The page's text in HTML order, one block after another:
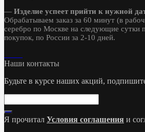
— Изделие успеет прийти к нужной
Обрабатываем заказ за 60 минут (в
серебро по Москве на следующие сутки
покупок, по России за 2-10 дней.
Наши контакты
Будьте в курсе наших акций,
Я прочитал Условия соглашения и